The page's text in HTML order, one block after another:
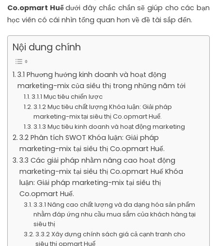
Co.opmart Huếdưới đây chắc chắn sẽ giúp cho các bạn
học viên có cái nhìn tổng quan hơn về đề tài sắp đến.
Nội dung chính
3.1 Phương hướng kinh doanh và hoạt động
marketing-mix của siêu thị trong những năm tới
3.1.1 Mục tiêu chiến lược
3.1.2 Mục tiêu chất lượng Khóa luận: Giải pháp
marketing-mix tại siêu thị Co.opmart Huế.
3.1.3 Mục tiêu kinh doanh và hoạt động marketing
3.2 Phân tích SWOT Khóa luận: Giải pháp
marketing-mix tại siêu thị Co.opmart Huế.
3.3 Các giải pháp nhằm nâng cao hoạt động
marketing-mix tại siêu thị Co.opmart Huế Khóa
luận: Giải pháp marketing-mix tại siêu thị
Co.opmart Huế.
3.3.1 Nâng cao chất lượng và đa dạng hóa sản phẩm
nhằm đáp ứng nhu cầu mua sắm của khách hàng tại
siêu thị
3.3.2 Xây dựng chính sách giá cả cạnh tranh cho
siêu thị opmart Huế